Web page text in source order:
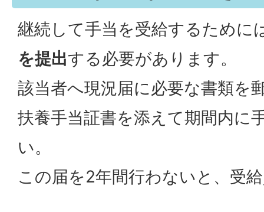
継続して手当を受給するために
を提出する必要があります。
該当者へ現況届に必要な書類を
扶養手当証書を添えて期間内に
い。
この届を2年間行わないと、受